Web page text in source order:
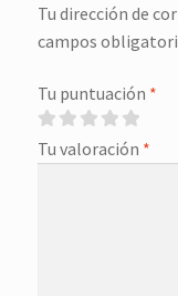
Tu dirección de
campos
Tu puntuación *
Tu valoración *